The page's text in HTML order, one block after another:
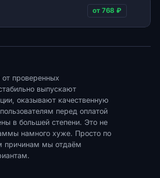
от 768 ₽
проверенных
выпускают
оказывают качественную
перед оплатой
в большей степени. Это не
намного хуже. Просто по
причинам мы отдаём